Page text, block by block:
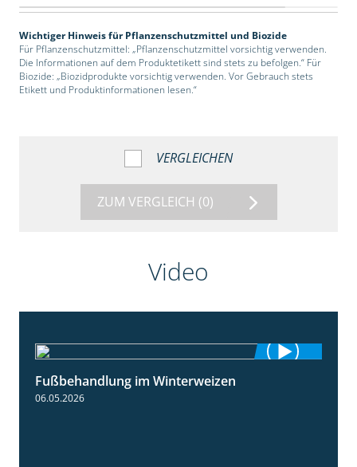
Wichtiger Hinweis für Pflanzenschutzmittel und Biozide
Für Pflanzenschutzmittel: „Pflanzenschutzmittel vorsichtig verwenden.
Die Informationen auf dem Produktetikett sind stets zu befolgen.“ Für
Biozide: „Biozidprodukte vorsichtig verwenden. Vor Gebrauch stets
Etikett und Produktinformationen lesen.“
VERGLEICHEN
ZUM VERGLEICH (0)
Video
Fußbehandlung im Winterweizen
06.05.2026